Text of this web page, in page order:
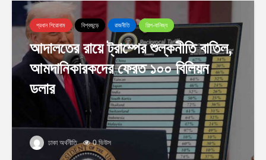
প্রধান শিরোনাম বিশ্বজুড়ে রাজনীতি শিল্প-বানিজ্য
আদালতের রায়ে ট্রাম্পের শুল্কনীতি বাতিল,
আমদানিকারকদের ফেরত ১০০ বিলিয়ন
ডলার
ঢাকা অর্থনীতি 0 ভিউস